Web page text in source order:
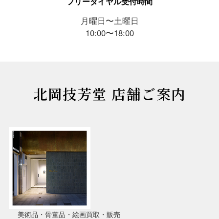
月曜日〜土曜日
10:00〜18:00
北岡技芳堂 店舗ご案内
美術品・骨董品・絵画買取・販売